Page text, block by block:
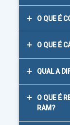
O QUE É
O QUE É
QUAL A
O QUE É
RAM?